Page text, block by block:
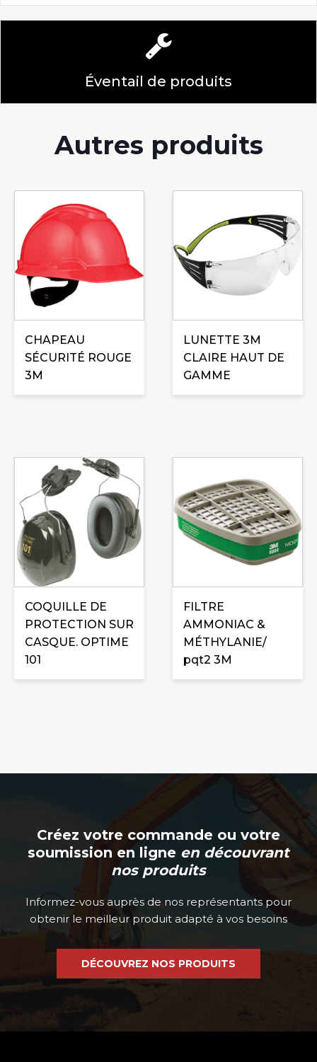
Éventail de produits
Autres produits
CHAPEAU
SÉCURITÉ ROUGE
3M
LUNETTE 3M
CLAIRE HAUT DE
GAMME
COQUILLE DE
PROTECTION SUR
CASQUE. OPTIME
101
FILTRE
AMMONIAC &
MÉTHYLANIE/
pqt2 3M
Créez votre commande ou votre
soumission en ligne en découvrant
nos produits
Informez-vous auprès de nos représentants pour
obtenir le meilleur produit adapté à vos besoins
DÉCOUVREZ NOS PRODUITS